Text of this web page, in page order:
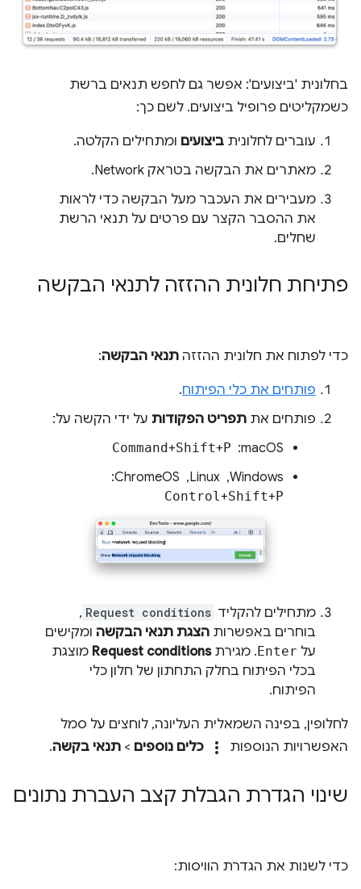
בחלונית 'ביצועים': אפשר גם לחפש תנאים ברשת
כשמקליטים פרופיל ביצועים. לשם כך:
עוברים לחלונית ביצועים ומתחילים הקלטה.
מאתרים את הבקשה בטראק Network.
מעבירים את העכבר מעל הבקשה כדי לראות
את ההסבר הקצר עם פרטים על תנאי הרשת
שחלים.
פתיחת חלונית ההזזה לתנאי הבקשה
כדי לפתוח את חלונית ההזזה תנאי הבקשה:
פותחים את כלי הפיתוח.
פותחים את תפריט הפקודות על ידי הקשה על:
macOS: ‏
Command+Shift+ P
‫Windows, ‏ Linux, ‏ ChromeOS: ‏
Control+Shift+ P
מתחילים להקליד Request conditions
,
בוחרים באפשרות הצגת תנאי הבקשה ומקישים
על Enter. מגירתRequest conditions מוצגת
בכלי הפיתוח בחלק התחתון של חלון כלי
הפיתוח.
לחלופין, בפינה השמאלית העליונה, לוחצים על סמל
האפשרויות הנוספות
more_vert כלים נוספים > תנאי בקשה.
שינוי הגדרת הגבלת קצב העברת נתונים
כדי לשנות את הגדרת הוויסות: